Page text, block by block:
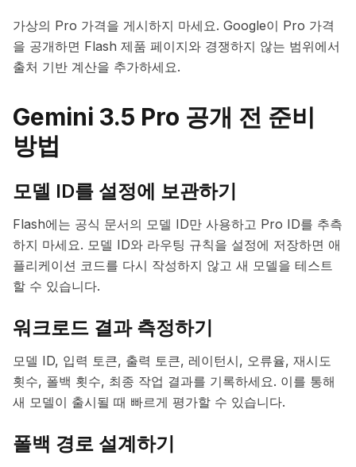
가상의 Pro 가격을 게시하지 마세요. Google이 Pro 가격
을 공개하면 Flash 제품 페이지와 경쟁하지 않는 범위에서
출처 기반 계산을 추가하세요.
Gemini 3.5 Pro 공개 전 준비
방법
모델 ID를 설정에 보관하기
Flash에는 공식 문서의 모델 ID만 사용하고 Pro ID를 추측
하지 마세요. 모델 ID와 라우팅 규칙을 설정에 저장하면 애
플리케이션 코드를 다시 작성하지 않고 새 모델을 테스트
할 수 있습니다.
워크로드 결과 측정하기
모델 ID, 입력 토큰, 출력 토큰, 레이턴시, 오류율, 재시도
횟수, 폴백 횟수, 최종 작업 결과를 기록하세요. 이를 통해
새 모델이 출시될 때 빠르게 평가할 수 있습니다.
폴백 경로 설계하기